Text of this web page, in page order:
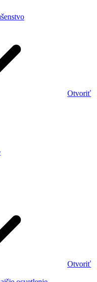
Otvoriť
Otvoriť